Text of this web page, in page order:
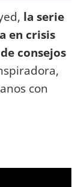
la serie
en crisis
consejos
con